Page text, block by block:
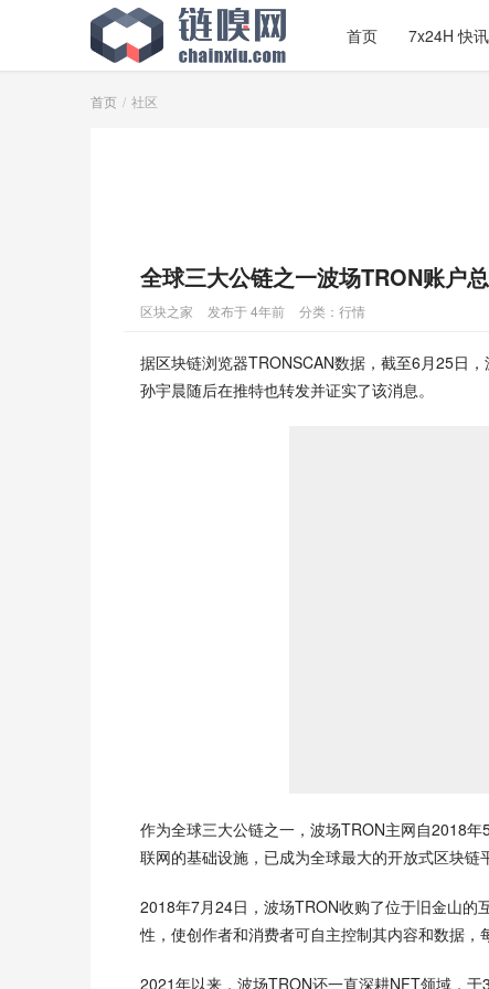
首页 7x24H 快讯
首页 社区
全球三大公链之一波场TRON账户
区块之家 发布于 4年前 分类： 行情
据区块链浏览器TRONSCAN数据，截至6月25日
孙宇晨随后在推特也转发并证实了该消息。
作为全球三大公链之一，波场TRON主网自2018
联网的基础设施，已成为全球最大的开放式区块链
2018年7月24日，波场TRON收购了位于旧金山的
性，使创作者和消费者可自主控制其内容和数据，
2021年以来，波场TRON还一直深耕NFT领域，